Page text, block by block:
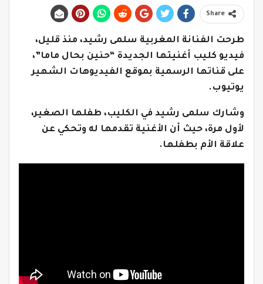
Share
طرحت الفنانة المغربية سلمى رشيد، منذ قليل،
فيديو كليب أغنيتها الجديدة “حنين بحال ماما”،
على قناتها الرسمية بموقع الفيديوهات الشهير
يوتيوب.
وشارك سلمى رشيد في الكليب، طفلها الصغير،
لأول مرة، حيث أن الأغنية تقدمها له وتحكي عن
علاقة الأم بطفلها.